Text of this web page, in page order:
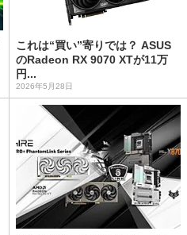
これは“買い”寄りでは？ ASUS
のRadeon RX 9070 XTが11万
円...
2026年5月28日